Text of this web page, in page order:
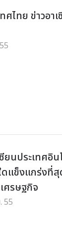
ศไทย ข่าวอ
ยนประเทศอิ
ดแข็งแกร่ง
ศรษฐกิจ
55